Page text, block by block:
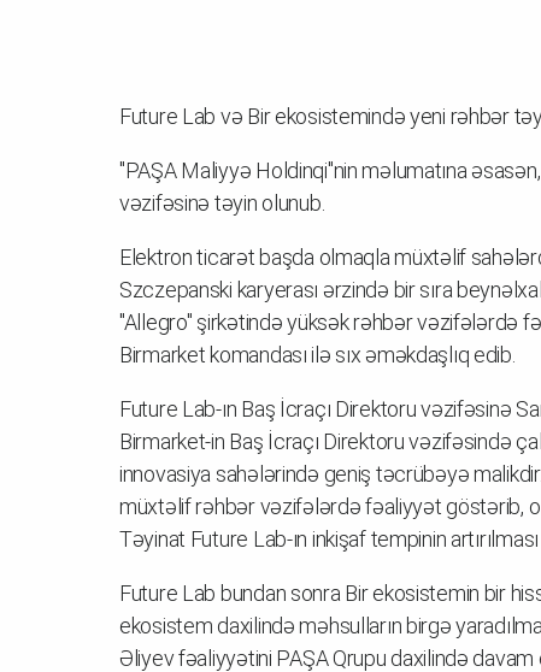
Future Lab və Bir ekosistemində yeni rəhbər
"PAŞA Maliyyə Holdinqi"nin məlumatına
vəzifəsinə təyin olunub.
Elektron ticarət başda olmaqla müxtəlif
Szczepanski karyerası ərzində bir sıra
"Allegro" şirkətində yüksək rəhbər vəzifələrdə
Birmarket komandası ilə sıx əməkdaşlıq edib.
Future Lab-ın Baş İcraçı Direktoru vəzifəsinə
Birmarket-in Baş İcraçı Direktoru vəzifəsində
innovasiya sahələrində geniş təcrübəyə
müxtəlif rəhbər vəzifələrdə fəaliyyət göstərib,
Təyinat Future Lab-ın inkişaf tempinin
Future Lab bundan sonra Bir ekosistemin bir
ekosistem daxilində məhsulların birgə
Əliyev fəaliyyətini PAŞA Qrupu daxilində davam